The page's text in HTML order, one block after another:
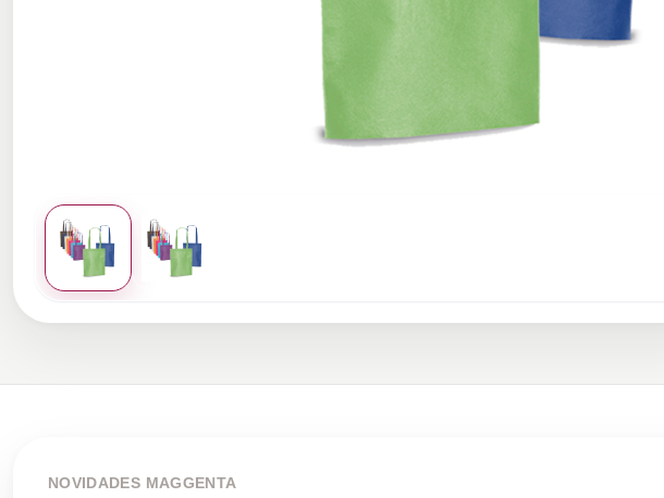
NOVIDADES MAGGENTA